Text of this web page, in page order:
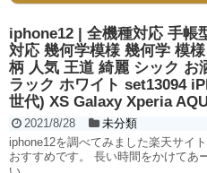
iphone12 | 全機種対応 手帳
対応 幾何学模様 幾何学 模
柄 人気 王道 綺麗 シック お
ラック ホワイト set13094
世代) XS Galaxy Xperia
2021/8/28
未分類
iphone12を調べてみました楽天サイ
おすすめです。 長い時間をかけてあ